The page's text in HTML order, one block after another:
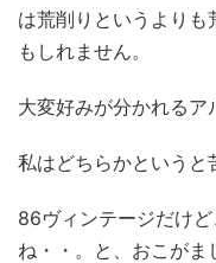
は荒削りというより
もしれません。
大変好みが分かれるア
私はどちらかというと
86ヴィンテージだけ
ね・・。と、おこが